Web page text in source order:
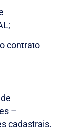
contrato
–
cadastrais.